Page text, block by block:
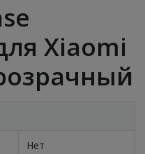
Xiaomi
Нет